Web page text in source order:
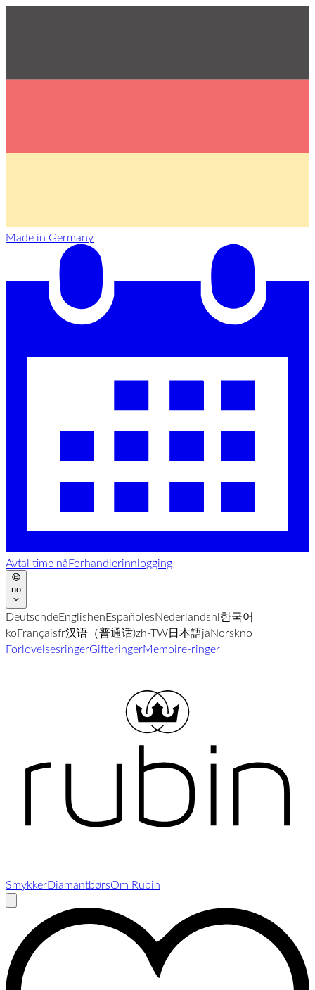
Made in Germany
Avtal time nåForhandlerinnlogging
no
DeutschdeEnglishenEspañolesNederlandsnl한국어
koFrançaisfr汉语（普通话)zh-TW日本語jaNorskno
ForlovelsesringerGifteringerMemoi­re-ringer
SmykkerDiamantbørsOm Rubin